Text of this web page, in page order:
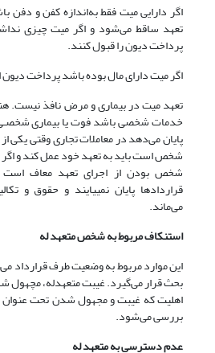
اگر دارایی میت فقط به‌اندازه کفن و دفن
تعهد ساقط می‌شود و اگر میت چیزی
پرداخت دیون را قبول کنند.
اگر میت دارای مال بوده باشد پرداخت دیون
تعهد میت در بیماری و مرض نافذ نیست.
خدمات شخصی باشد فوت یا بیماری شخصـی
پایان می‌دهد در معاملات تجاری وقتی یکی
شخص است باید به تعهد خود عمل کند و
شخص بودن از اجرای تعهد معاف است
قراردادها پایان نمییایند و حقوق و
می‌‌ماند.
استنکاف مربوط به شخص متعهد له
این موارد مربوط به وضعیت طرف قرارداد
بحث قرار می‌‌گیرد. غیبت متعهدله، مچهول
اهلیت که غیبت و مجهول شدن تحت
بررسی می‌شود.
عدم دسترسی به متعهد له